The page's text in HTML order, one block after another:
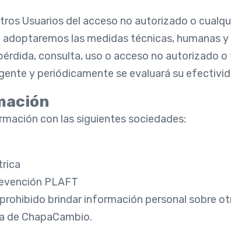
Usuarios del acceso no autorizado o
las medidas técnicas, humanas
consulta, uso o acceso no autorizado
y periódicamente se evaluará su
con las siguientes sociedades:
PLAFT
brindar información personal sobre
de ChapaCambio.